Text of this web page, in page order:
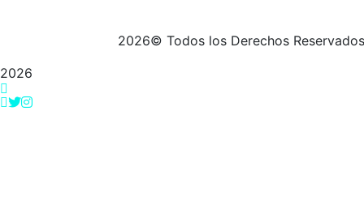
2026© Todos los Derechos
2026